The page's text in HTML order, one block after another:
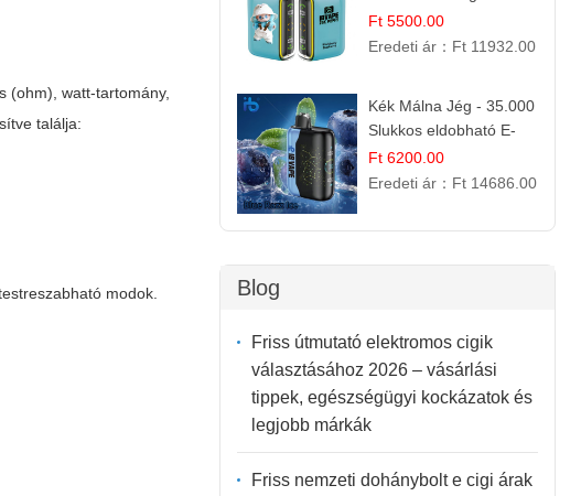
(ohm), watt-tartomány,
találja:
modok.
25.000 Slukk | Prémium
Gyümölcs Íz
Ft 5500.00
Eredeti ár： Ft 11932.00
Kék Málna Jég - 35.000
Slukkos eldobható E-
cigaretta | Frissítő
Ízélmény
Ft 6200.00
Eredeti ár： Ft 14686.00
Blog
Friss útmutató elektromos cigik
választásához 2026 – vásárlási
tippek, egészségügyi kockázatok és
legjobb márkák
Friss nemzeti dohánybolt e cigi árak